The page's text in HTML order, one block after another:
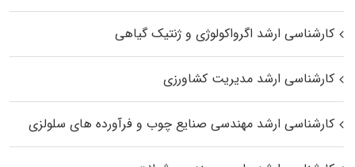
کارشناسی ارشد اگرواکولوژی و ژنتیک گیاهی
کارشناسی ارشد مدیریت کشاورزی
کارشناسی ارشد مهندسی صنایع چوب و فرآورده‌ های سلولزی